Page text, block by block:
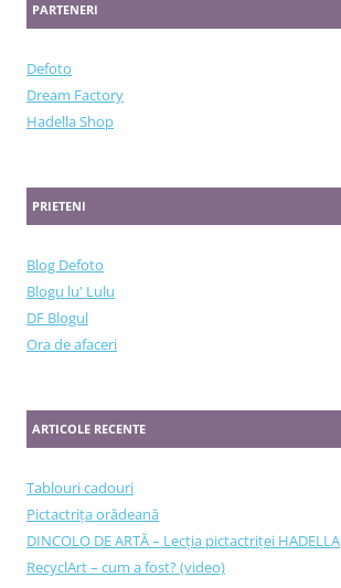
PARTENERI
Defoto
Dream Factory
Hadella Shop
PRIETENI
Blog Defoto
Blogu lu' Lulu
DF Blogul
Ora de afaceri
ARTICOLE RECENTE
Tablouri cadouri
Pictactrița orădeană
DINCOLO DE ARTĂ – Lecția pictactriței HADELLA
RecyclArt – cum a fost? (video)